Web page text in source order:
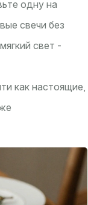
одну на
свечи без
свет -
как настоящие,